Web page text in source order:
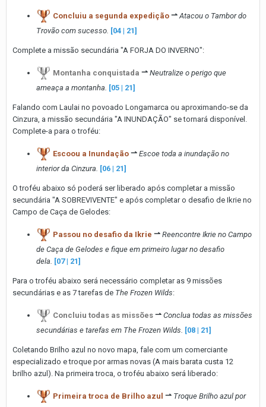
Concluiu a segunda expedição ⇀ Atacou o Tambor do
Trovão com sucesso. [04 | 21]
Complete a missão secundária "A FORJA DO INVERNO":
Montanha conquistada ⇀ Neutralize o perigo que
ameaça a montanha. [05 | 21]
Falando com Laulai no povoado Longamarca ou aproximando-se da
Cinzura, a missão secundária "A INUNDAÇÃO" se tornará disponível.
Complete-a para o troféu:
Escoou a Inundação ⇀ Escoe toda a inundação no
interior da Cinzura. [06 | 21]
O troféu abaixo só poderá ser liberado após completar a missão
secundária "A SOBREVIVENTE" e após completar o desafio de Ikrie no
Campo de Caça de Gelodes:
Passou no desafio da Ikrie ⇀ Reencontre Ikrie no Campo
de Caça de Gelodes e fique em primeiro lugar no desafio
dela. [07 | 21]
Para o troféu abaixo será necessário completar as 9 missões
secundárias e as 7 tarefas de The Frozen Wilds:
Concluiu todas as missões ⇀ Conclua todas as missões
secundárias e tarefas em The Frozen Wilds. [08 | 21]
Coletando Brilho azul no novo mapa, fale com um comerciante
especializado e troque por armas novas (A mais barata custa 12
brilho azul). Na primeira troca, o troféu abaixo será liberado:
Primeira troca de Brilho azul ⇀ Troque Brilho azul por